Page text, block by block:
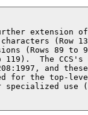
extension
(Row
(Rows 89 to
119).  The CCS's
and
for the top-
specialized use